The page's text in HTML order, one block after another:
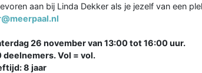
aan bij Linda Dekker als je jezelf van een
26 november van 13:00 tot 16:00 uur.
deelnemers. Vol = vol.
8 jaar